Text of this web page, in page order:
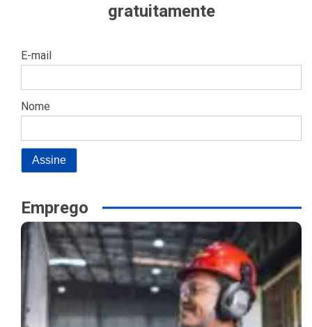
gratuitamente
E-mail
Nome
Emprego